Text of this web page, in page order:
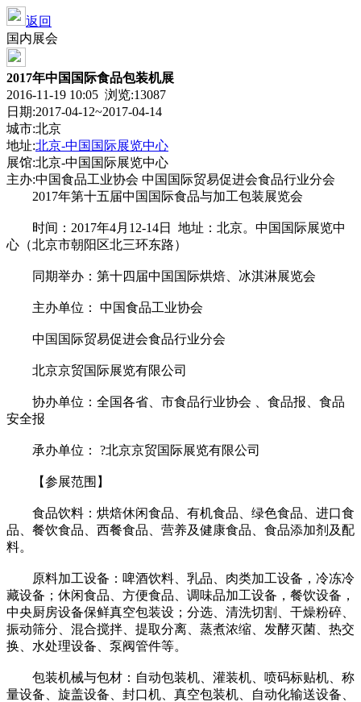
返回
国内展会
2017年中国国际食品包装机展
2016-11-19 10:05 浏览:13087
日期:2017-04-12~2017-04-14
城市:北京
地址:北京-中国国际展览中心
展馆:北京-中国国际展览中心
主办:中国食品工业协会 中国国际贸易促进会食品行业分会
2017年第十五届中国国际食品与加工包装展览会
时间：2017年4月12-14日 地址：北京。中国国际展览中
心（北京市朝阳区北三环东路）
同期举办：第十四届中国国际烘焙、冰淇淋展览会
主办单位： 中国食品工业协会
中国国际贸易促进会食品行业分会
北京京贸国际展览有限公司
协办单位：全国各省、市食品行业协会 、食品报、食品
安全报
承办单位： ?北京京贸国际展览有限公司
【参展范围】
食品饮料：烘焙休闲食品、有机食品、绿色食品、进口食
品、餐饮食品、西餐食品、营养及健康食品、食品添加剂及配
料。
原料加工设备：啤酒饮料、乳品、肉类加工设备，冷冻冷
藏设备；休闲食品、方便食品、调味品加工设备，餐饮设备，
中央厨房设备保鲜真空包装设；分选、清洗切割、干燥粉碎、
振动筛分、混合搅拌、提取分离、蒸煮浓缩、发酵灭菌、热交
换、水处理设备、泵阀管件等。
包装机械与包材：自动包装机、灌装机、喷码标贴机、称
量设备、旋盖设备、封口机、真空包装机、自动化输送设备、